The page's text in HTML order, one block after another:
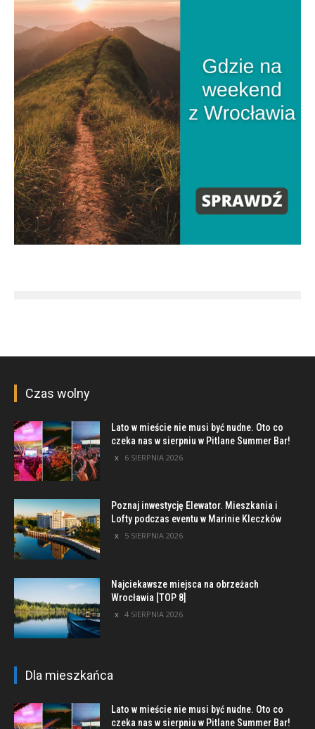
Czas wolny
Lato w mieście nie musi być nudne. Oto co
czeka nas w sierpniu w Pitlane Summer Bar!
6 SIERPNIA 2026
Poznaj inwestycję Elewator. Mieszkania i
Lofty podczas eventu w Marinie Kleczków
5 SIERPNIA 2026
Najciekawsze miejsca na obrzeżach
Wrocławia [TOP 8]
4 SIERPNIA 2026
Dla mieszkańca
Lato w mieście nie musi być nudne. Oto co
czeka nas w sierpniu w Pitlane Summer Bar!